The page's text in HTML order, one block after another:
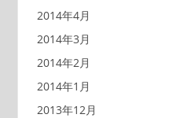
2014年4月
2014年3月
2014年2月
2014年1月
2013年12月